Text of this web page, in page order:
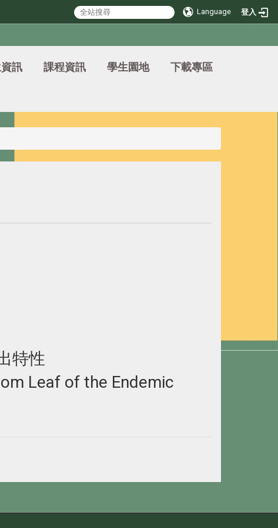
Language 登入
訊 課程資訊 學生園地
下載專區
特性
Leaf of the Endemic